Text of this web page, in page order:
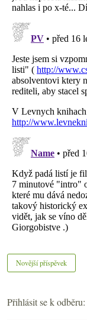
Novější příspěvek
Přihlásit se k odběru: